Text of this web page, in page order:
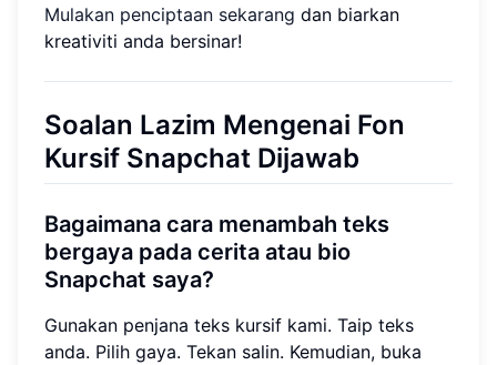
Mulakan penciptaan sekarang dan biarkan
kreativiti anda bersinar!
Soalan Lazim Mengenai Fon
Kursif Snapchat Dijawab
Bagaimana cara menambah teks
bergaya pada cerita atau bio
Snapchat saya?
Gunakan penjana teks kursif kami. Taip teks
anda. Pilih gaya. Tekan salin. Kemudian, buka